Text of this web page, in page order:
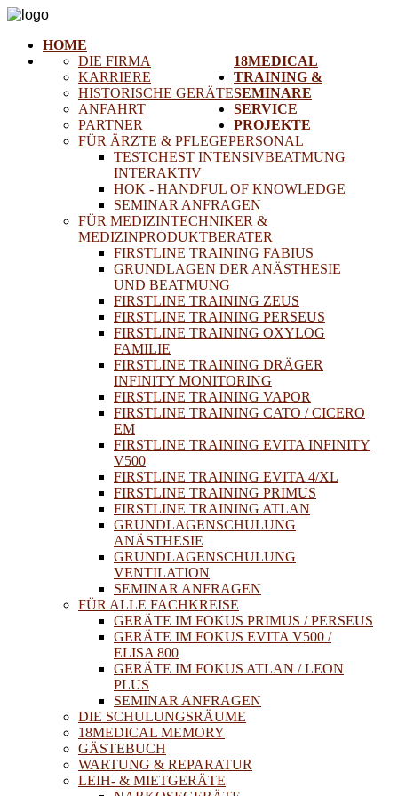
HOME
18MEDICAL
DIE FIRMA
KARRIERE
HISTORISCHE GERÄTE
ANFAHRT
PARTNER
TRAINING &
SEMINARE
FÜR ÄRZTE & PFLEGEPERSONAL
TESTCHEST INTENSIVBEATMUNG
INTERAKTIV
HOK - HANDFUL OF KNOWLEDGE
SEMINAR ANFRAGEN
FÜR MEDIZINTECHNIKER &
MEDIZINPRODUKTBERATER
FIRSTLINE TRAINING FABIUS
GRUNDLAGEN DER ANÄSTHESIE
UND BEATMUNG
FIRSTLINE TRAINING ZEUS
FIRSTLINE TRAINING PERSEUS
FIRSTLINE TRAINING OXYLOG
FAMILIE
FIRSTLINE TRAINING DRÄGER
INFINITY MONITORING
FIRSTLINE TRAINING VAPOR
FIRSTLINE TRAINING CATO / CICERO
EM
FIRSTLINE TRAINING EVITA INFINITY
V500
FIRSTLINE TRAINING EVITA 4/XL
FIRSTLINE TRAINING PRIMUS
FIRSTLINE TRAINING ATLAN
GRUNDLAGENSCHULUNG
ANÄSTHESIE
GRUNDLAGENSCHULUNG
VENTILATION
SEMINAR ANFRAGEN
FÜR ALLE FACHKREISE
GERÄTE IM FOKUS PRIMUS / PERSEUS
GERÄTE IM FOKUS EVITA V500 /
ELISA 800
GERÄTE IM FOKUS ATLAN / LEON
PLUS
SEMINAR ANFRAGEN
DIE SCHULUNGSRÄUME
18MEDICAL MEMORY
GÄSTEBUCH
SERVICE
WARTUNG & REPARATUR
LEIH- & MIETGERÄTE
PROJEKTE